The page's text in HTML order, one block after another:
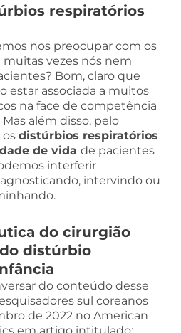
respiratórios
nos preocupar com os
vezes nós nem
Bom, claro que
estar associada a muitos
na face de competência
além disso, pelo
distúrbios respiratórios
de vida de pacientes
interferir
intervindo ou
do cirurgião
distúrbio
do conteúdo desse
sul coreanos
de 2022 no American